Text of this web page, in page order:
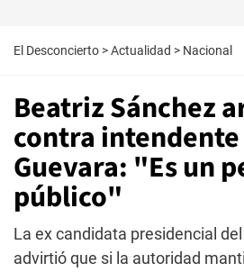
El Desconcierto >Actualidad > Nacional
Beatriz Sánchez
contra
Guevara: "Es un
público"
La ex candidata presidencial
advirtió que si la autoridad